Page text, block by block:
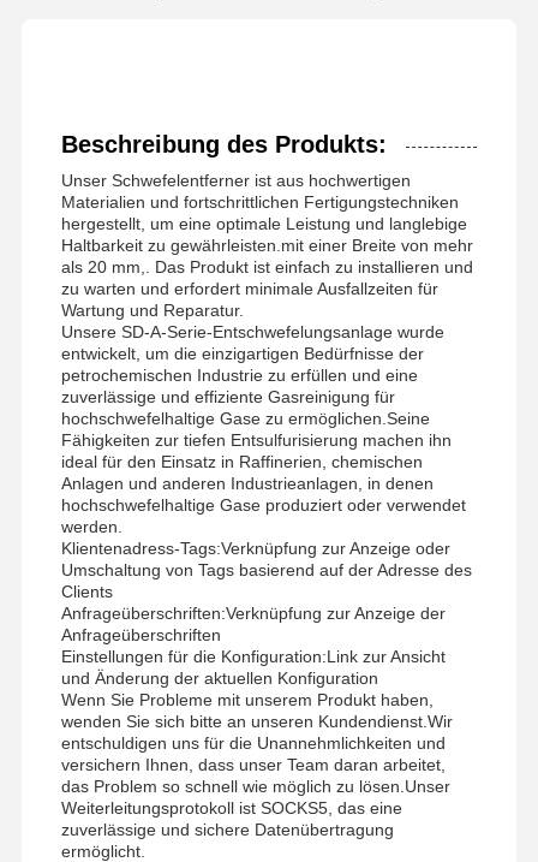
Beschreibung des Produkts:
Unser Schwefelentferner ist aus hochwertigen
Materialien und fortschrittlichen Fertigungstechniken
hergestellt, um eine optimale Leistung und langlebige
Haltbarkeit zu gewährleisten.mit einer Breite von mehr
als 20 mm,. Das Produkt ist einfach zu installieren und
zu warten und erfordert minimale Ausfallzeiten für
Wartung und Reparatur.
Unsere SD-A-Serie-Entschwefelungsanlage wurde
entwickelt, um die einzigartigen Bedürfnisse der
petrochemischen Industrie zu erfüllen und eine
zuverlässige und effiziente Gasreinigung für
hochschwefelhaltige Gase zu ermöglichen.Seine
Fähigkeiten zur tiefen Entsulfurisierung machen ihn
ideal für den Einsatz in Raffinerien, chemischen
Anlagen und anderen Industrieanlagen, in denen
hochschwefelhaltige Gase produziert oder verwendet
werden.
Klientenadress-Tags:Verknüpfung zur Anzeige oder
Umschaltung von Tags basierend auf der Adresse des
Clients
Anfrageüberschriften:Verknüpfung zur Anzeige der
Anfrageüberschriften
Einstellungen für die Konfiguration:Link zur Ansicht
und Änderung der aktuellen Konfiguration
Wenn Sie Probleme mit unserem Produkt haben,
wenden Sie sich bitte an unseren Kundendienst.Wir
entschuldigen uns für die Unannehmlichkeiten und
versichern Ihnen, dass unser Team daran arbeitet,
das Problem so schnell wie möglich zu lösen.Unser
Weiterleitungsprotokoll ist SOCKS5, das eine
zuverlässige und sichere Datenübertragung
ermöglicht.